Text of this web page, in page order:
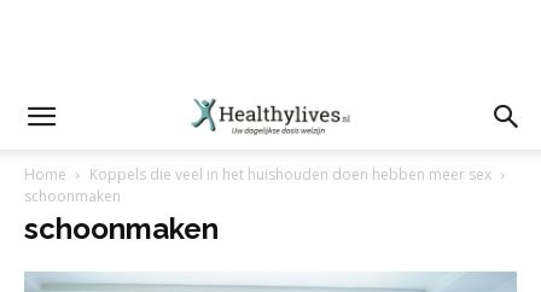
Home
Koppels die veel in het huishouden doen hebben meer sex
schoonmaken
schoonmaken